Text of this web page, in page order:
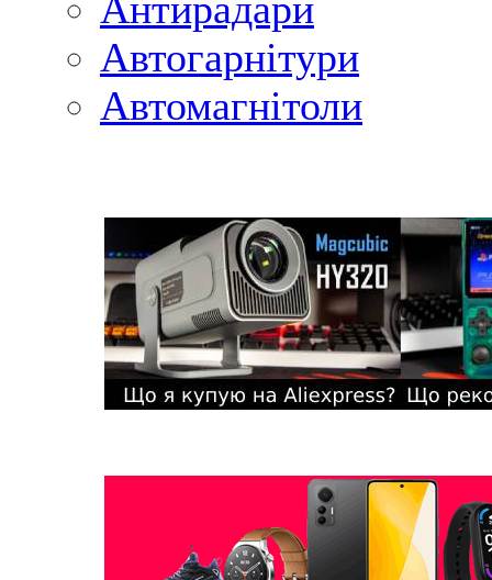
Автогарнітури
Автомагнітоли